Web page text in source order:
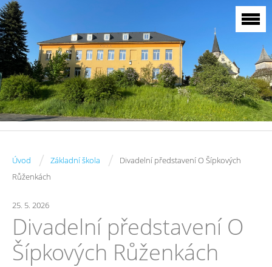
Úvod / Základní škola /
Divadelní představení O Šípkových
Růženkách
25. 5. 2026
Divadelní představení O
Šípkových Růženkách